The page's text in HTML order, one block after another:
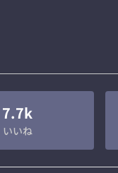
7.7k
いいね